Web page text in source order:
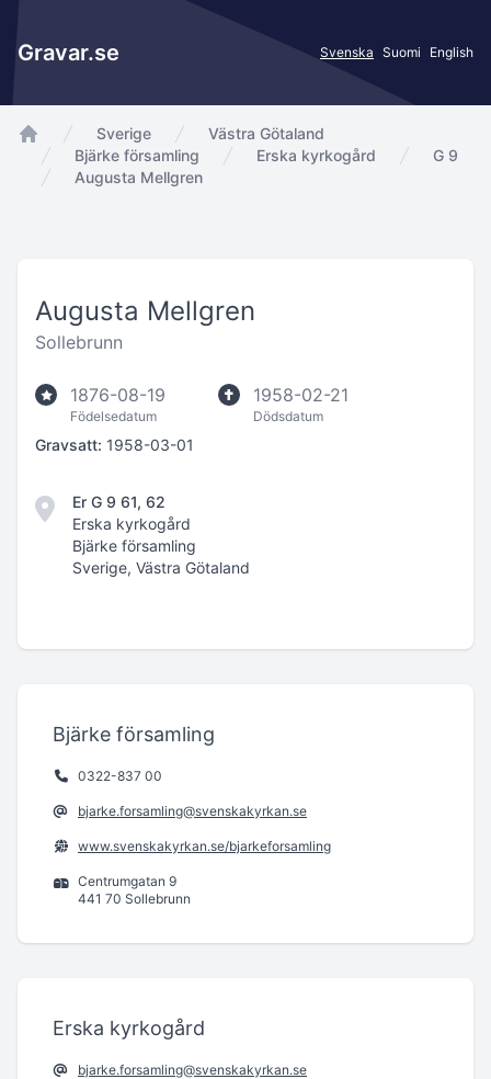
Gravar.se Svenska Suomi English
app.Start
Sverige
Västra Götaland
Bjärke församling
Erska kyrkogård
G 9
Augusta Mellgren
Augusta Mellgren
Sollebrunn
1876-08-19
Födelsedatum
1958-02-21
Dödsdatum
Gravsatt: 1958-03-01
Er G 9 61, 62
Erska kyrkogård
Bjärke församling
Sverige, Västra Götaland
Bjärke församling
0322-837 00
bjarke.forsamling@svenskakyrkan.se
www.svenskakyrkan.se/bjarkeforsamling
Centrumgatan 9
441 70 Sollebrunn
Erska kyrkogård
bjarke.forsamling@svenskakyrkan.se